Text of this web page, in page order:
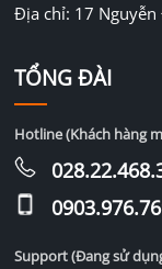
Địa chỉ: 17 Nguyễn
TỔNG ĐÀI
Hotline (Khách hàng
Support (Đang sử